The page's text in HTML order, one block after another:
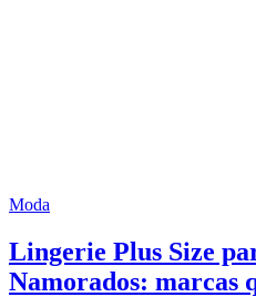
Moda
Lingerie Plus Size
Namorados: marcas